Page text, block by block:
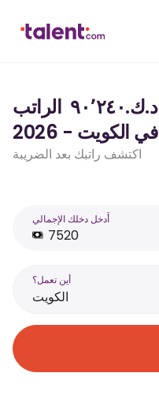
حاسبة ضريبة الدخل ل د.ك.‏٩٠٬٢٤٠ ‏ الراتب
في الكويت - 2026
اكتشف راتبك بعد الضريبة
أَدخل دخلك الإجمالي
أين تعمل؟
الكويت